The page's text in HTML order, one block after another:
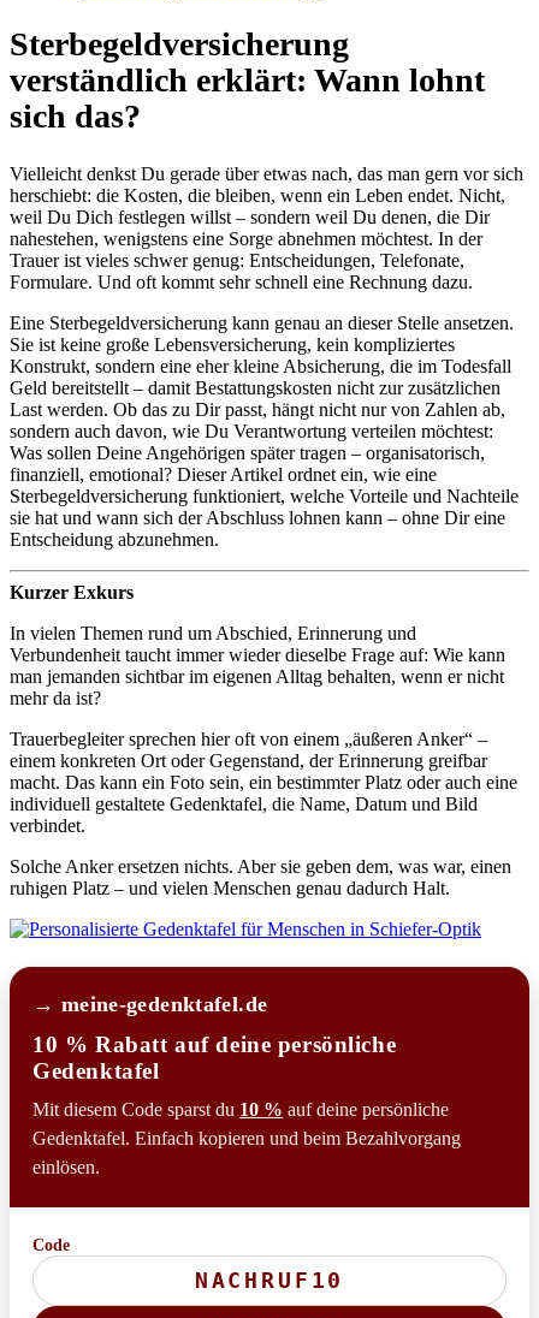
Sterbegeldversicherung
verständlich erklärt: Wann lohnt
sich das?
Vielleicht denkst Du gerade über etwas nach, das man gern vor sich
herschiebt: die Kosten, die bleiben, wenn ein Leben endet. Nicht,
weil Du Dich festlegen willst – sondern weil Du denen, die Dir
nahestehen, wenigstens eine Sorge abnehmen möchtest. In der
Trauer ist vieles schwer genug: Entscheidungen, Telefonate,
Formulare. Und oft kommt sehr schnell eine Rechnung dazu.
Eine Sterbegeldversicherung kann genau an dieser Stelle ansetzen.
Sie ist keine große Lebensversicherung, kein kompliziertes
Konstrukt, sondern eine eher kleine Absicherung, die im Todesfall
Geld bereitstellt – damit Bestattungskosten nicht zur zusätzlichen
Last werden. Ob das zu Dir passt, hängt nicht nur von Zahlen ab,
sondern auch davon, wie Du Verantwortung verteilen möchtest:
Was sollen Deine Angehörigen später tragen – organisatorisch,
finanziell, emotional? Dieser Artikel ordnet ein, wie eine
Sterbegeldversicherung funktioniert, welche Vorteile und Nachteile
sie hat und wann sich der Abschluss lohnen kann – ohne Dir eine
Entscheidung abzunehmen.
Kurzer Exkurs
In vielen Themen rund um Abschied, Erinnerung und
Verbundenheit taucht immer wieder dieselbe Frage auf: Wie kann
man jemanden sichtbar im eigenen Alltag behalten, wenn er nicht
mehr da ist?
Trauerbegleiter sprechen hier oft von einem „äußeren Anker“ –
einem konkreten Ort oder Gegenstand, der Erinnerung greifbar
macht. Das kann ein Foto sein, ein bestimmter Platz oder auch eine
individuell gestaltete Gedenktafel, die Name, Datum und Bild
verbindet.
Solche Anker ersetzen nichts. Aber sie geben dem, was war, einen
ruhigen Platz – und vielen Menschen genau dadurch Halt.
→ meine-gedenktafel.de
10 % Rabatt auf deine persönliche
Gedenktafel
Mit diesem Code sparst du 10 % auf deine persönliche
Gedenktafel. Einfach kopieren und beim Bezahlvorgang
einlösen.
Code